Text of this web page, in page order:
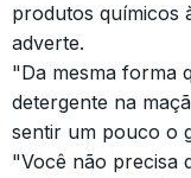
produtos químicos
adverte.
"Da mesma forma
detergente na
sentir um pouco o
"Você não precisa